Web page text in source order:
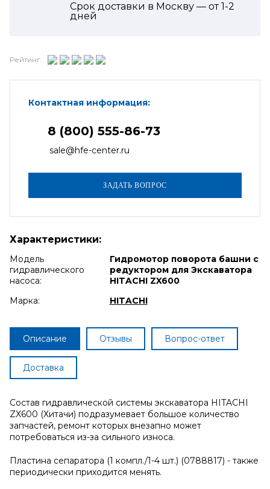
Срок доставки в Москву — от1-2
дней
Рейтинг:
Контактная информация:
8 (800) 555-86-73
sale@hfe-center.ru
Характеристики:
Модель
гидравлического
насоса:
Гидромотор поворота башни с
редуктором для Экскаватора
HITACHI ZX600
Марка:
HITACHI
Описание Отзывы Вопрос-ответ
Доставка
Состав гидравлической системы экскаватора HITACHI
ZX600 (Хитачи) подразумевает большое количество
запчастей, ремонт которых внезапно может
потребоваться из-за сильного износа.
Пластина сепаратора (1 компл./1-4 шт.) (0788817) - также
периодически приходится менять.